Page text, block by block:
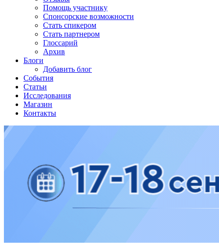
Помощь участнику
Спонсорские возможности
Стать спикером
Стать партнером
Глоссарий
Архив
Блоги
Добавить блог
События
Статьи
Исследования
Магазин
Контакты